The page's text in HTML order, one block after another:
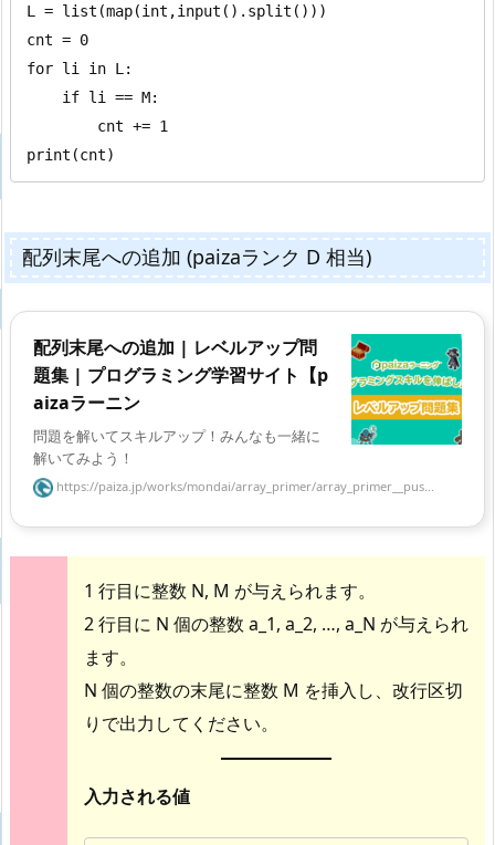
L = list(map(int,input().split()))
cnt = 0
for li in L:
print(cnt)
配列末尾への追加 (paizaランク D 相当)
配列末尾への追加 | レベルアップ問
題集 | プログラミング学習サイト【p
aizaラーニン
問題を解いてスキルアップ！みんなも一緒に
解いてみよう！
https://paiza.jp/works/mondai/array_primer/array_primer__pus...
1 行目に整数 N, M が与えられます。
2 行目に N 個の整数 a_1, a_2, …, a_N が与えられ
ます。
N 個の整数の末尾に整数 M を挿入し、改行区切
りで出力してください。
入力される値